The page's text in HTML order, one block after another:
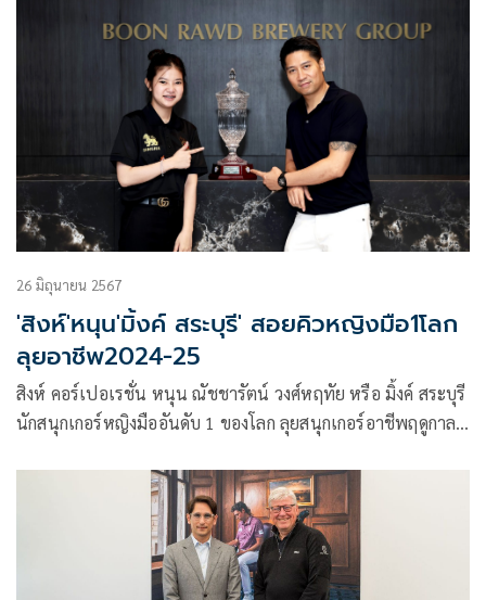
แข่งระดับโลกกับแฟนมอเตอร์สปอร์ตชาวไทยมากยิ่งขึ้น
26 มิถุนายน 2567
'สิงห์'หนุน'มิ้งค์ สระบุรี' สอยคิวหญิงมือ1โลก
ลุยอาชีพ2024-25
สิงห์ คอร์เปอเรชั่น หนุน ณัชชารัตน์ วงศ์หฤทัย หรือ มิ้งค์ สระบุรี
นักสนุกเกอร์หญิงมืออันดับ 1 ของโลก ลุยสนุกเกอร์อาชีพฤดูกาล
โอเพ่น และรองแชมป์สนุกเกอร์หญิงโลก ที่ประเทศจีน